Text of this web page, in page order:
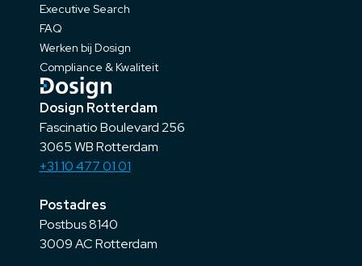
Executive Search
FAQ
Werken bij Dosign
Compliance & Kwaliteit
Dosign Rotterdam
Fascinatio Boulevard 256
3065 WB Rotterdam
+31 10 477 01 01
Postadres
Postbus 8140
3009 AC Rotterdam